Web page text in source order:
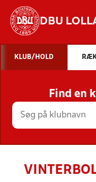
DBU
STILLINGER,
KLUB/HOLD
Find en